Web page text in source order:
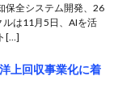
保全システム開発、26
は11月5日、AIを活
[…]
上回収事業化に着